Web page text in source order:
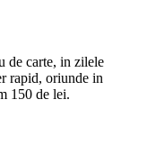
de carte, in zilele
rapid, oriunde in
150 de lei.